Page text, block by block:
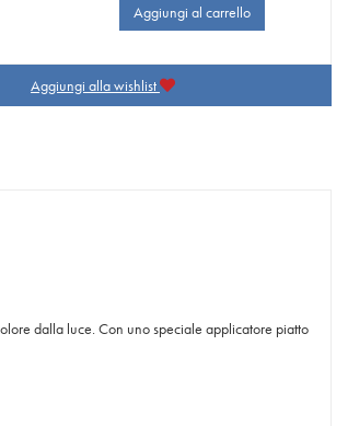
Aggiungi al carrello
Aggiungi alla wishlist
dalla luce. Con uno speciale applicatore piatto